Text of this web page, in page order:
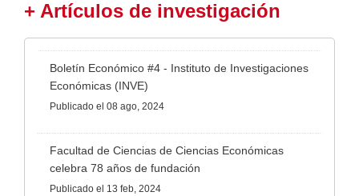
+ Artículos de investigación
Boletín Económico #4 - Instituto de Investigaciones
Económicas (INVE)
Publicado el 08 ago, 2024
Facultad de Ciencias de Ciencias Económicas
celebra 78 años de fundación
Publicado el 13 feb, 2024